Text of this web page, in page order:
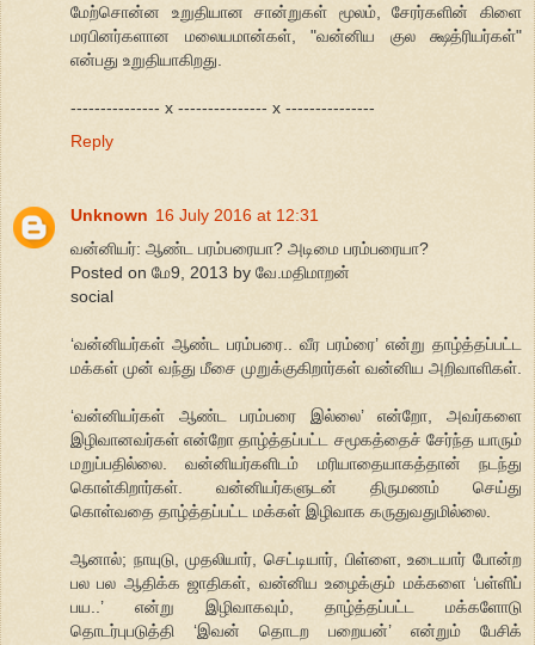
மேற்சொன்ன உறுதியான சான்றுகள் மூலம், சேரர்களின் கிளை
மரபினர்களான மலையமான்கள், "வன்னிய குல க்ஷத்ரியர்கள்"
என்பது உறுதியாகிறது.
--------------- x --------------- x ---------------
Reply
Unknown 16 July 2016 at 12:31
வன்னியர்: ஆண்ட பரம்பரையா? அடிமை பரம்பரையா?
Posted on மே9, 2013 by வே.மதிமாறன்
social
‘வன்னியர்கள் ஆண்ட பரம்பரை.. வீர பரம்ரை’ என்று தாழ்த்தப்பட்ட
மக்கள் முன் வந்து மீசை முறுக்குகிறார்கள் வன்னிய அறிவாளிகள்.
‘வன்னியர்கள் ஆண்ட பரம்பரை இல்லை’ என்றோ, அவர்களை
இழிவானவர்கள் என்றோ தாழ்த்தப்பட்ட சமூகத்தைச் சேர்ந்த யாரும்
மறுப்பதில்லை. வன்னியர்களிடம் மரியாதையாகத்தான் நடந்து
கொள்கிறார்கள். வன்னியர்களுடன் திருமணம் செய்து
கொள்வதை தாழ்த்தப்பட்ட மக்கள் இழிவாக கருதுவதுமில்லை.
ஆனால்; நாயுடு, முதலியார், செட்டியார், பிள்ளை, உடையார் போன்ற
பல பல ஆதிக்க ஜாதிகள், வன்னிய உழைக்கும் மக்களை ‘பள்ளிப்
பய..’ என்று இழிவாகவும், தாழ்த்தப்பட்ட மக்களோடு
தொடர்புபடுத்தி ‘இவன் தொடற பறையன்’ என்றும் பேசிக்